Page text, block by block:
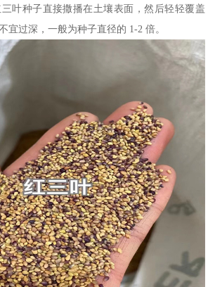
叶种子直接撒播在土壤表面，然后轻轻覆盖
宜过深，一般为种子直径的 1-2 倍。